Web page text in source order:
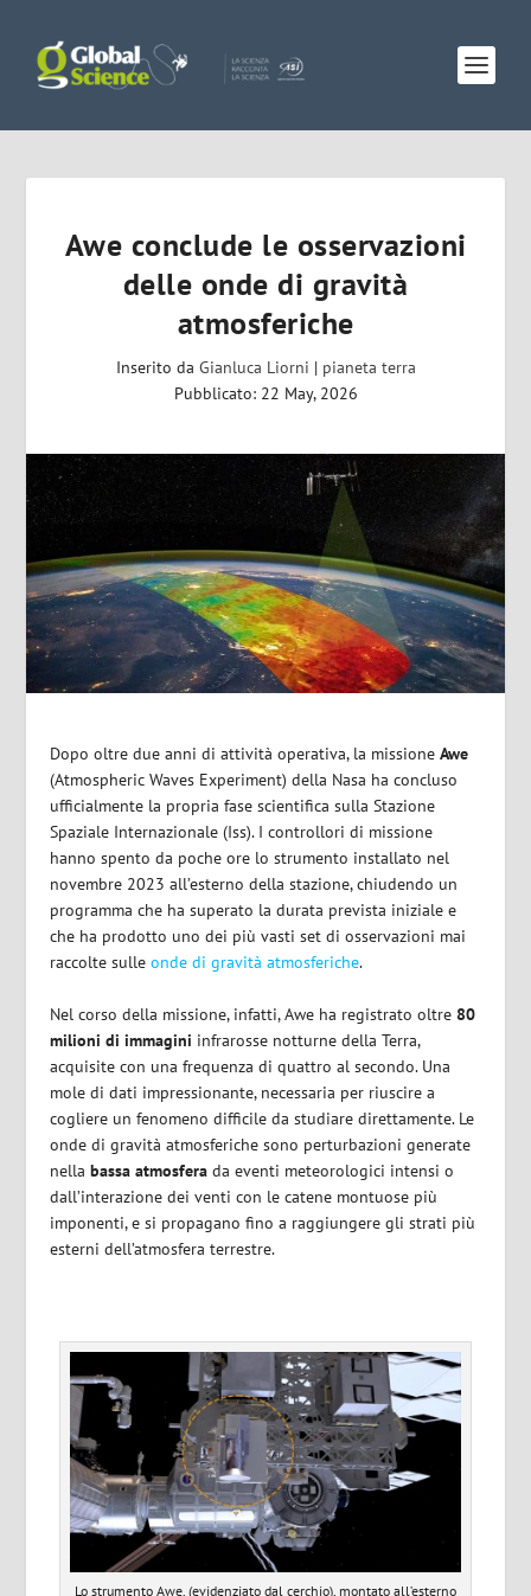
Awe conclude le osservazioni
delle onde di gravità
atmosferiche
Inserito da Gianluca Liorni | pianeta terra
Pubblicato: 22 May, 2026
Dopo oltre due anni di attività operativa, la missioneAwe
(Atmospheric Waves Experiment) della Nasa ha concluso
ufficialmente la propria fase scientifica sulla Stazione
Spaziale Internazionale (Iss). I controllori di missione
hanno spento da poche ore lo strumento installato nel
novembre 2023 all’esterno della stazione, chiudendo un
programma che ha superato la durata prevista iniziale e
che ha prodotto uno dei più vasti set di osservazioni mai
raccolte sulleonde di gravità atmosferiche.
Nel corso della missione, infatti, Awe ha registrato oltre 80
milioni di immagini infrarosse notturne della Terra,
acquisite con una frequenza di quattro al secondo. Una
mole di dati impressionante, necessaria per riuscire a
cogliere un fenomeno difficile da studiare direttamente. Le
onde di gravità atmosferiche sono perturbazioni generate
nellabassa atmosfera da eventi meteorologici intensi o
dall’interazione dei venti con le catene montuose più
imponenti, e si propagano fino a raggiungere gli strati più
esterni dell’atmosfera terrestre.
Lo strumento Awe, (evidenziato dal cerchio), montato all’esterno